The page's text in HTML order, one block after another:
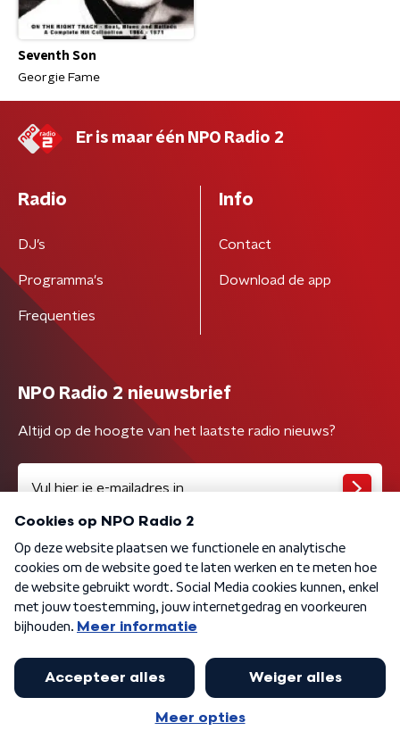
Seventh Son
Georgie Fame
Er is maar één NPO Radio 2
Radio
DJ’s
Programma's
Frequenties
Info
Contact
Download de app
NPO Radio 2 nieuwsbrief
Altijd op de hoogte van het laatste radio nieuws?
Algemene voorwaarden